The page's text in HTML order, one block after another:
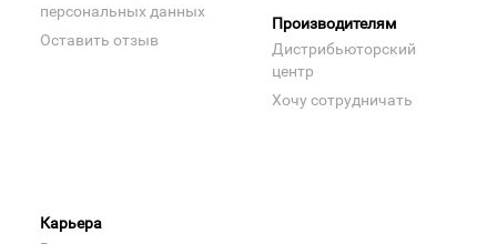
персональных данных
Оставить отзыв
Производителям
Дистрибьюторский
центр
Хочу сотрудничать
Карьера